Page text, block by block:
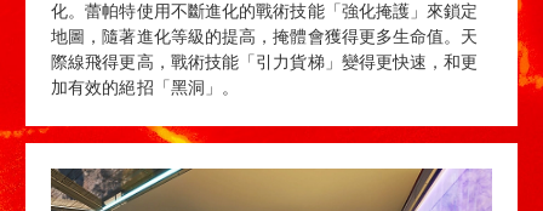
化。蕾帕特使用不斷進化的戰術技能「強化掩護」來鎖定
地圖，隨著進化等級的提高，掩體會獲得更多生命值。天
際線飛得更高，戰術技能「引力貨梯」變得更快速，和更
加有效的絕招「黑洞」。